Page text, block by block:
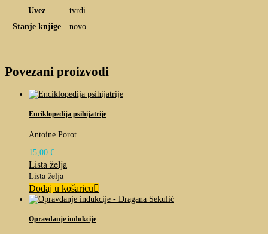
Uvez
tvrdi
Stanje knjige
novo
Povezani proizvodi
Enciklopedija psihijatrije
Antoine Porot
15,00 €
Lista želja
Lista želja
Dodaj u košaricu
Opravdanje indukcije